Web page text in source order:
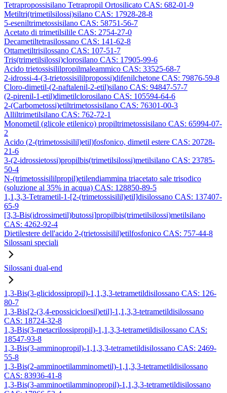
Tetrapropossisilano Tetrapropil Ortosilicato CAS: 682-01-9
Metiltri(trimetilsilossi)silano CAS: 17928-28-8
5-eseniltrimetossisilano CAS: 58751-56-7
Acetato di trimetilsilile CAS: 2754-27-0
Decametiltetrasilossano CAS: 141-62-8
Ottametiltrisilossano CAS: 107-51-7
Tris(trimetilsilossi)clorosilano CAS: 17905-99-6
Acido trietossisililpropilmaleammico CAS: 33525-68-7
2-idrossi-4-(3-trietossisililpropossi)difenilchetone CAS: 79876-59-8
Cloro-dimetil-(2-naftalenil-2-etil)silano CAS: 94847-57-7
(2-pirenil-1-etil)dimetilclorosilano CAS: 105594-64-6
2-(Carbometossi)etiltrimetossisilano CAS: 76301-00-3
Alliltrimetilsilano CAS: 762-72-1
Monometil (glicole etilenico) propiltrimetossisilano CAS: 65994-07-
2
Acido (2-(trimetossisilil)etil)fosfonico, dimetil estere CAS: 20728-
21-6
3-(2-idrossietossi)propilbis(trimetilsilossi)metilsilano CAS: 23785-
50-4
N-(trimetossisililpropil)etilendiammina triacetato sale trisodico
(soluzione al 35% in acqua) CAS: 128850-89-5
1,1,3,3-Tetrametil-1-[2-(trimetossisilil)etil]disilossano CAS: 137407-
65-9
[3,3-Bis(idrossimetil)butossi]propilbis(trimetilsilossi)metilsilano
CAS: 4262-92-4
Dietilestere dell'acido 2-(trietossisilil)etilfosfonico CAS: 757-44-8
Silossani speciali
Silossani dual-end
1,3-Bis(3-glicidossipropil)-1,1,3,3-tetrametildisilossano CAS: 126-
80-7
1,3-Bis[2-(3,4-epossicicloesil)etil]-1,1,3,3-tetrametildisilossano
CAS: 18724-32-8
1,3-Bis(3-metacrilossipropil)-1,1,3,3-tetrametildisilossano CAS:
18547-93-8
1,3-Bis(3-amminopropil)-1,1,3,3-tetrametildisilossano CAS: 2469-
55-8
1,3-Bis(2-amminoetilamminometil)-1,1,3,3-tetrametildisilossano
CAS: 83936-41-8
1,3-Bis(3-amminoetilamminopropil)-1,1,3,3-tetrametildisilossano